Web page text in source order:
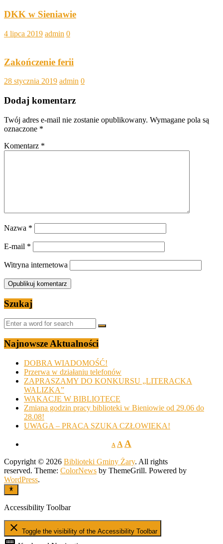
DKK w Sieniawie
4 lipca 2019 admin 0
Zakończenie ferii
28 stycznia 2019 admin 0
Dodaj komentarz
Twój adres e-mail nie zostanie opublikowany. Wymagane pola są
oznaczone *
Komentarz *
Nazwa *
E-mail *
Witryna internetowa
Szukaj
Najnowsze Aktualności
DOBRA WIADOMOŚĆ!
Przerwa w działaniu telefonów
ZAPRASZAMY DO KONKURSU „LITERACKA
WALIZKA”
WAKACJE W BIBLIOTECE
Zmiana godzin pracy biblioteki w Bieniowie od 29.06 do
28.08!
UWAGA – PRACA SZUKA CZŁOWIEKA!
A A A
Copyright © 2026 Biblioteki Gminy Żary. All rights
reserved. Theme: ColorNews by ThemeGrill. Powered by
WordPress.
Accessibility Toolbar
close Toggle the visibility of the Accessibility Toolbar